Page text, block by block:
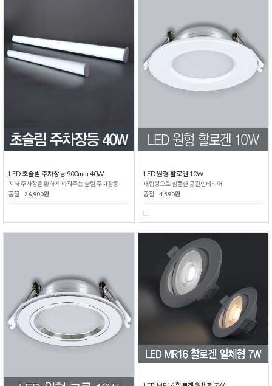
LED 초슬림 주차장등 900mm 40W
지하 주차장을 환하게 바꿔주는 슬림 주차장등
품절
26,900원
LED 원형 할로겐 10W
매립형으로 심플한 공간인테리어
품절
4,590원